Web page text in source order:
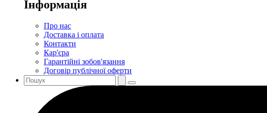
Інформація
Про нас
Доставка і оплата
Контакти
Кар'єра
Гарантійні зобов'язання
Договір публічної оферти